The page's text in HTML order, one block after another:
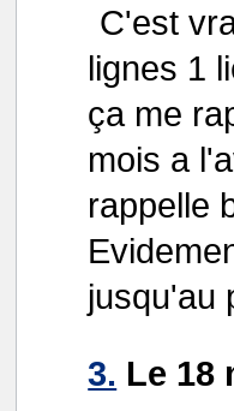
C'est
lignes 1
ça me
mois a
rappelle
jusqu'au
3. Le 18